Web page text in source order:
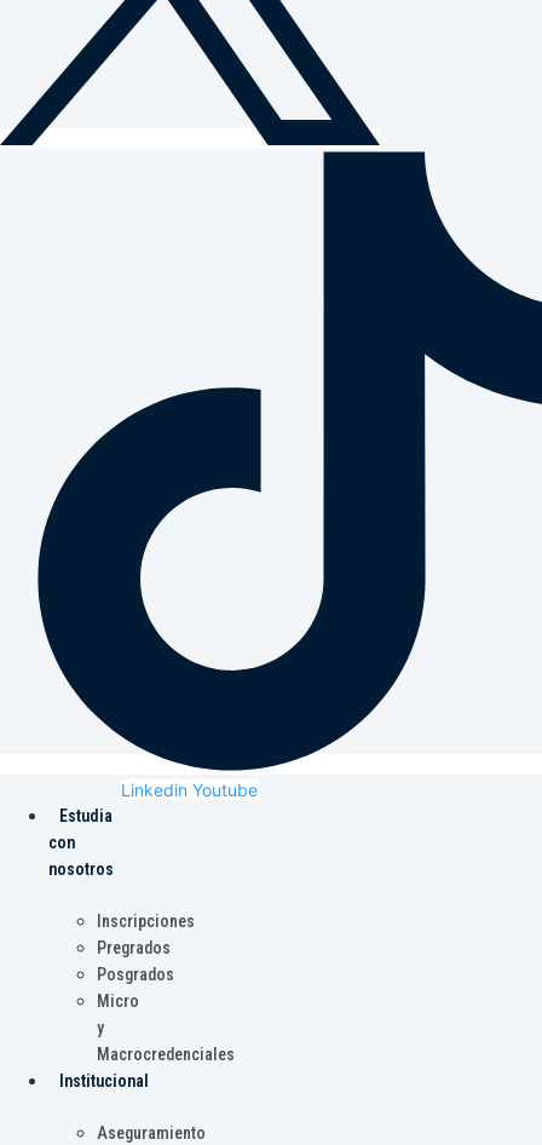
Linkedin Youtube
Estudia
con
nosotros
Inscripciones
Pregrados
Posgrados
Micro
y
Macrocredenciales
Institucional
Aseguramiento